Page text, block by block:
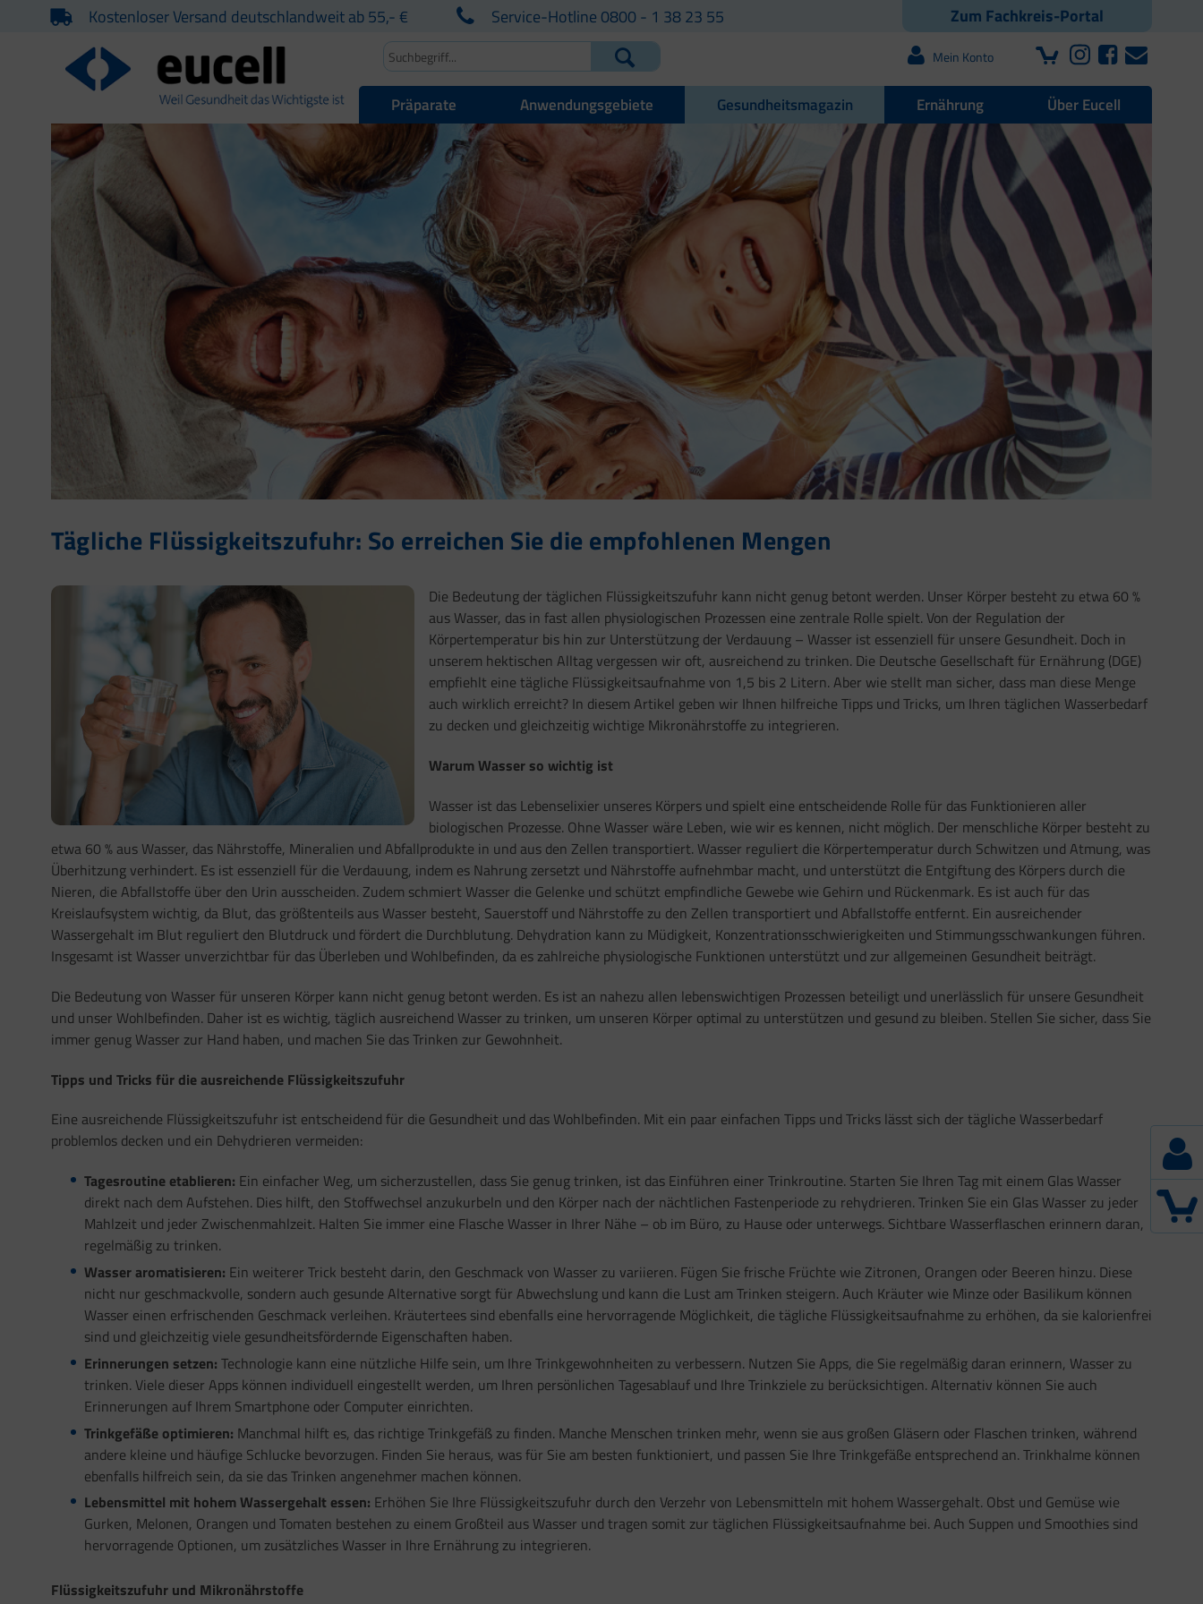
Zum Fachkreis-Portal
Kostenloser Versand deutschlandweit ab 55,- € Service-Hotline 0800 - 1 38 23 55
Mein Konto
Präparate Anwendungsgebiete Gesundheitsmagazin Ernährung Über Eucell
Tägliche Flüssigkeitszufuhr: So erreichen Sie die empfohlenen Mengen
Die Bedeutung der täglichen Flüssigkeitszufuhr kann nicht genug betont werden. Unser Körper besteht zu etwa 60 %
aus Wasser, das in fast allen physiologischen Prozessen eine zentrale Rolle spielt. Von der Regulation der
Körpertemperatur bis hin zur Unterstützung der Verdauung – Wasser ist essenziell für unsere Gesundheit. Doch in
unserem hektischen Alltag vergessen wir oft, ausreichend zu trinken. Die Deutsche Gesellschaft für Ernährung (DGE)
empfiehlt eine tägliche Flüssigkeitsaufnahme von 1,5 bis 2 Litern. Aber wie stellt man sicher, dass man diese Menge
auch wirklich erreicht? In diesem Artikel geben wir Ihnen hilfreiche Tipps und Tricks, um Ihren täglichen Wasserbedarf
zu decken und gleichzeitig wichtige Mikronährstoffe zu integrieren.
Warum Wasser so wichtig ist
Wasser ist das Lebenselixier unseres Körpers und spielt eine entscheidende Rolle für das Funktionieren aller
biologischen Prozesse. Ohne Wasser wäre Leben, wie wir es kennen, nicht möglich. Der menschliche Körper besteht zu
etwa 60 % aus Wasser, das Nährstoffe, Mineralien und Abfallprodukte in und aus den Zellen transportiert. Wasser reguliert die Körpertemperatur durch Schwitzen und Atmung, was
Überhitzung verhindert. Es ist essenziell für die Verdauung, indem es Nahrung zersetzt und Nährstoffe aufnehmbar macht, und unterstützt die Entgiftung des Körpers durch die
Nieren, die Abfallstoffe über den Urin ausscheiden. Zudem schmiert Wasser die Gelenke und schützt empfindliche Gewebe wie Gehirn und Rückenmark. Es ist auch für das
Kreislaufsystem wichtig, da Blut, das größtenteils aus Wasser besteht, Sauerstoff und Nährstoffe zu den Zellen transportiert und Abfallstoffe entfernt. Ein ausreichender
Wassergehalt im Blut reguliert den Blutdruck und fördert die Durchblutung. Dehydration kann zu Müdigkeit, Konzentrationsschwierigkeiten und Stimmungsschwankungen führen.
Insgesamt ist Wasser unverzichtbar für das Überleben und Wohlbefinden, da es zahlreiche physiologische Funktionen unterstützt und zur allgemeinen Gesundheit beiträgt.
Die Bedeutung von Wasser für unseren Körper kann nicht genug betont werden. Es ist an nahezu allen lebenswichtigen Prozessen beteiligt und unerlässlich für unsere Gesundheit
und unser Wohlbefinden. Daher ist es wichtig, täglich ausreichend Wasser zu trinken, um unseren Körper optimal zu unterstützen und gesund zu bleiben. Stellen Sie sicher, dass Sie
immer genug Wasser zur Hand haben, und machen Sie das Trinken zur Gewohnheit.
Tipps und Tricks für die ausreichende Flüssigkeitszufuhr
Eine ausreichende Flüssigkeitszufuhr ist entscheidend für die Gesundheit und das Wohlbefinden. Mit ein paar einfachen Tipps und Tricks lässt sich der tägliche Wasserbedarf
problemlos decken und ein Dehydrieren vermeiden:
Tagesroutine etablieren: Ein einfacher Weg, um sicherzustellen, dass Sie genug trinken, ist das Einführen einer Trinkroutine. Starten Sie Ihren Tag mit einem Glas Wasser
direkt nach dem Aufstehen. Dies hilft, den Stoffwechsel anzukurbeln und den Körper nach der nächtlichen Fastenperiode zu rehydrieren. Trinken Sie ein Glas Wasser zu jeder
Mahlzeit und jeder Zwischenmahlzeit. Halten Sie immer eine Flasche Wasser in Ihrer Nähe – ob im Büro, zu Hause oder unterwegs. Sichtbare Wasserflaschen erinnern daran,
regelmäßig zu trinken.
Wasser aromatisieren: Ein weiterer Trick besteht darin, den Geschmack von Wasser zu variieren. Fügen Sie frische Früchte wie Zitronen, Orangen oder Beeren hinzu. Diese
nicht nur geschmackvolle, sondern auch gesunde Alternative sorgt für Abwechslung und kann die Lust am Trinken steigern. Auch Kräuter wie Minze oder Basilikum können
Wasser einen erfrischenden Geschmack verleihen. Kräutertees sind ebenfalls eine hervorragende Möglichkeit, die tägliche Flüssigkeitsaufnahme zu erhöhen, da sie kalorienfrei
sind und gleichzeitig viele gesundheitsfördernde Eigenschaften haben.
Erinnerungen setzen: Technologie kann eine nützliche Hilfe sein, um Ihre Trinkgewohnheiten zu verbessern. Nutzen Sie Apps, die Sie regelmäßig daran erinnern, Wasser zu
trinken. Viele dieser Apps können individuell eingestellt werden, um Ihren persönlichen Tagesablauf und Ihre Trinkziele zu berücksichtigen. Alternativ können Sie auch
Erinnerungen auf Ihrem Smartphone oder Computer einrichten.
Trinkgefäße optimieren: Manchmal hilft es, das richtige Trinkgefäß zu finden. Manche Menschen trinken mehr, wenn sie aus großen Gläsern oder Flaschen trinken, während
andere kleine und häufige Schlucke bevorzugen. Finden Sie heraus, was für Sie am besten funktioniert, und passen Sie Ihre Trinkgefäße entsprechend an. Trinkhalme können
ebenfalls hilfreich sein, da sie das Trinken angenehmer machen können.
Lebensmittel mit hohem Wassergehalt essen: Erhöhen Sie Ihre Flüssigkeitszufuhr durch den Verzehr von Lebensmitteln mit hohem Wassergehalt. Obst und Gemüse wie
Gurken, Melonen, Orangen und Tomaten bestehen zu einem Großteil aus Wasser und tragen somit zur täglichen Flüssigkeitsaufnahme bei. Auch Suppen und Smoothies sind
hervorragende Optionen, um zusätzliches Wasser in Ihre Ernährung zu integrieren.
Flüssigkeitszufuhr und Mikronährstoffe